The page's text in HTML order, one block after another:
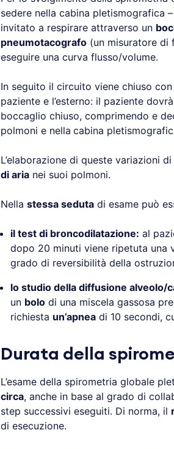
sedere nella cabina pletismografica
invitato a respirare attraverso un
pneumotacografo(un misuratore di
eseguire una curva flusso/volume.
In seguito il circuito viene chiuso
paziente e l’esterno: il paziente
boccaglio chiuso, comprimendo e
polmoni e nella cabina
L’elaborazione di queste variazioni
di arianei suoi polmoni.
Nella stessa sedutadi esame può
il test di broncodilatazione: al
dopo 20 minuti viene ripetuta una
grado di reversibilità della
lo studio della diffusione alveolo/
un bolodi una miscela gassosa
richiesta un’apneadi 10 secondi,
Durata della
L’esame della spirometria globale
circa, anche in base al grado di
step successivi eseguiti. Di norma, il
di esecuzione.